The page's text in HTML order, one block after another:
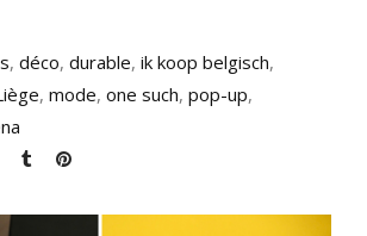
, déco, durable, ik koop belgisch,
, mode, one such, pop-up,